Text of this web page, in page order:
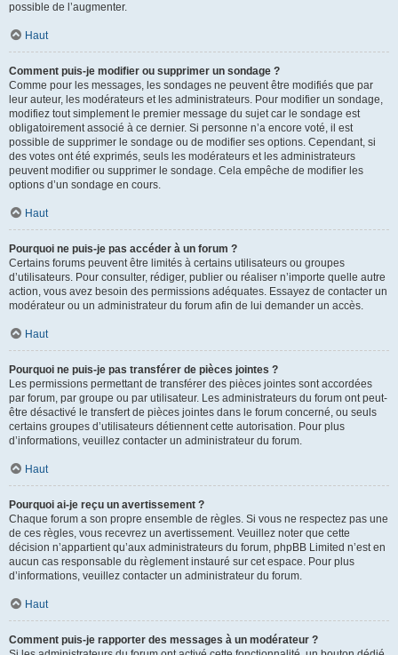
possible de l’augmenter.
Haut
Comment puis-je modifier ou supprimer un sondage ?
Comme pour les messages, les sondages ne peuvent être modifiés que par
leur auteur, les modérateurs et les administrateurs. Pour modifier un sondage,
modifiez tout simplement le premier message du sujet car le sondage est
obligatoirement associé à ce dernier. Si personne n’a encore voté, il est
possible de supprimer le sondage ou de modifier ses options. Cependant, si
des votes ont été exprimés, seuls les modérateurs et les administrateurs
peuvent modifier ou supprimer le sondage. Cela empêche de modifier les
options d’un sondage en cours.
Haut
Pourquoi ne puis-je pas accéder à un forum ?
Certains forums peuvent être limités à certains utilisateurs ou groupes
d’utilisateurs. Pour consulter, rédiger, publier ou réaliser n’importe quelle autre
action, vous avez besoin des permissions adéquates. Essayez de contacter un
modérateur ou un administrateur du forum afin de lui demander un accès.
Haut
Pourquoi ne puis-je pas transférer de pièces jointes ?
Les permissions permettant de transférer des pièces jointes sont accordées
par forum, par groupe ou par utilisateur. Les administrateurs du forum ont peut-
être désactivé le transfert de pièces jointes dans le forum concerné, ou seuls
certains groupes d’utilisateurs détiennent cette autorisation. Pour plus
d’informations, veuillez contacter un administrateur du forum.
Haut
Pourquoi ai-je reçu un avertissement ?
Chaque forum a son propre ensemble de règles. Si vous ne respectez pas une
de ces règles, vous recevrez un avertissement. Veuillez noter que cette
décision n’appartient qu’aux administrateurs du forum, phpBB Limited n’est en
aucun cas responsable du règlement instauré sur cet espace. Pour plus
d’informations, veuillez contacter un administrateur du forum.
Haut
Comment puis-je rapporter des messages à un modérateur ?